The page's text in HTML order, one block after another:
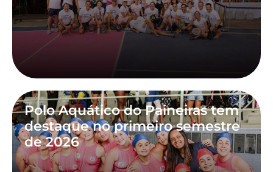
Polo Aquático do Paineiras tem
destaque no primeiro semestre
de 2026